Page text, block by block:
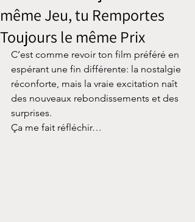
même Jeu, tu Remportes
Toujours le même Prix
C’est comme revoir ton film préféré en
espérant une fin différente: la nostalgie
réconforte, mais la vraie excitation naît
des nouveaux rebondissements et des
surprises.
Ça me fait réfléchir…